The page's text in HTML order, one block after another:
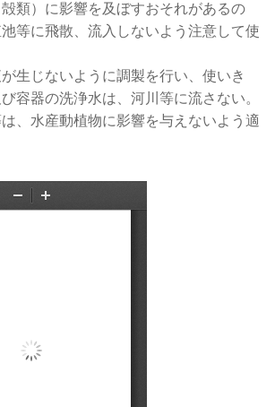
殻類）に影響を及ぼすおそれがあるの
等に飛散、流入しないよう注意して使
が生じないように調製を行い、使いき
容器の洗浄水は、河川等に流さない。
、水産動植物に影響を与えないよう適